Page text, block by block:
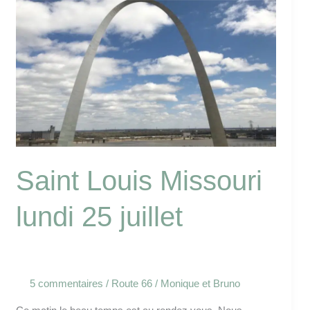
Saint Louis Missouri
lundi 25 juillet
5 commentaires / Route 66/ Monique et Bruno
Saint
Missouri
lundi
25
juillet